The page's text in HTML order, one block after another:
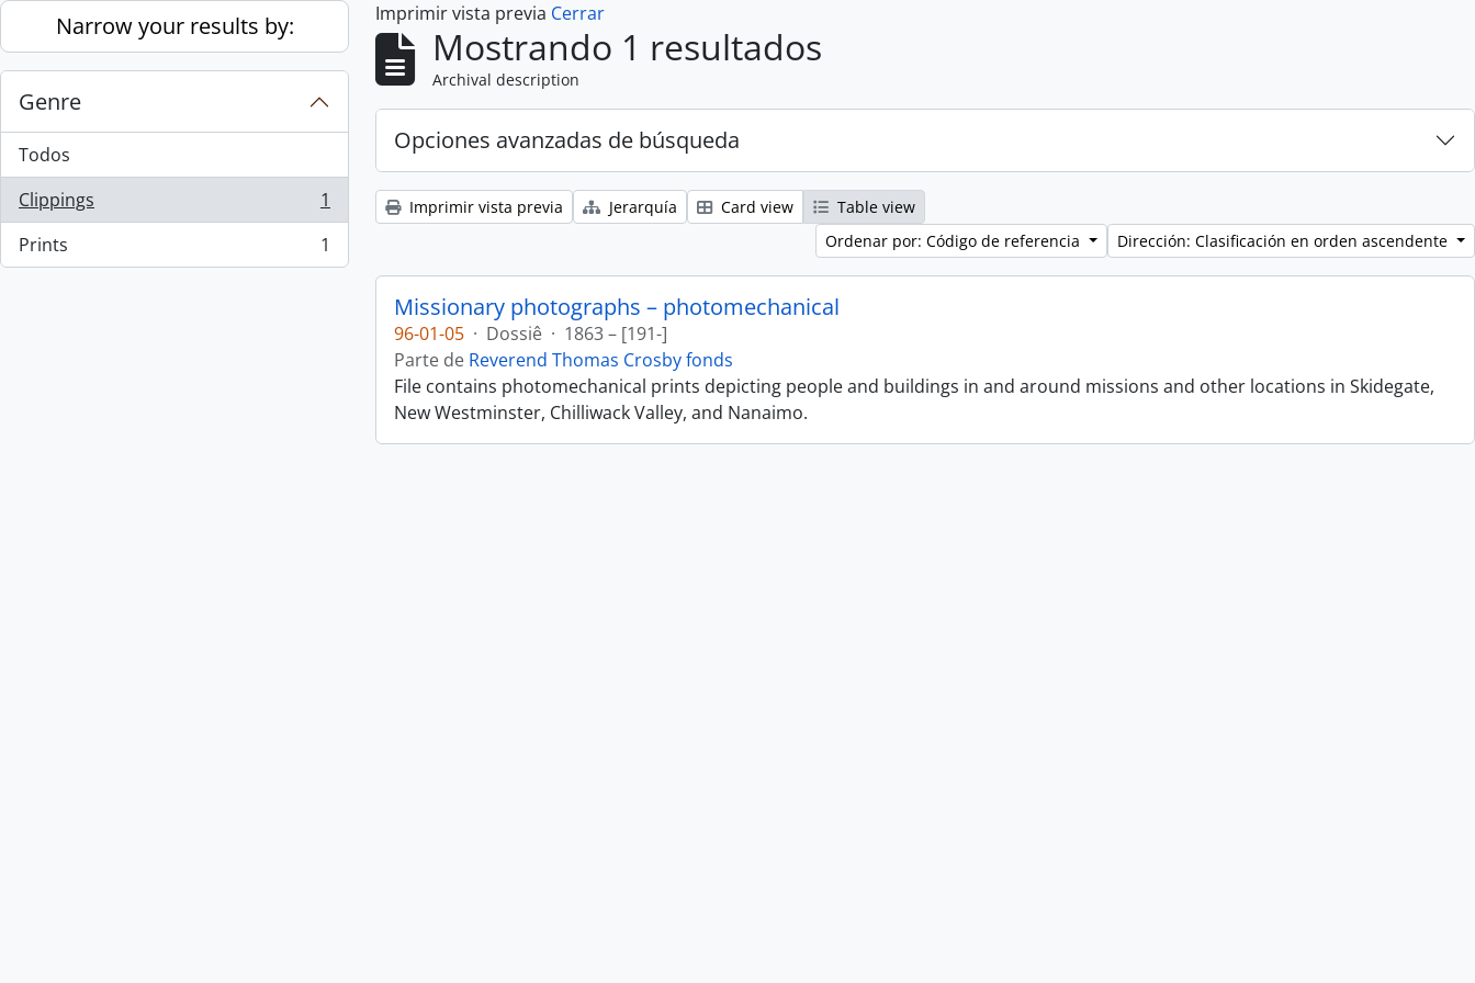
Skip to main content
Narrow your results by:
Genre
Todos
Clippings
, 1 resultados
1
Prints
, 1 resultados 1
Imprimir vista previa Cerrar
Mostrando 1 resultados
Archival description
Opciones avanzadas de búsqueda
Imprimir vista previa Jerarquía Card view
Table view
Ordenar por: Código de referencia
Dirección: Clasificación en orden ascendente
Missionary photographs – photomechanical
96-01-05 · Dossiê · 1863 – [191-]
Parte de Reverend Thomas Crosby fonds
File contains photomechanical prints depicting people and buildings in and around missions and other locations in Skidegate,
New Westminster, Chilliwack Valley, and Nanaimo.